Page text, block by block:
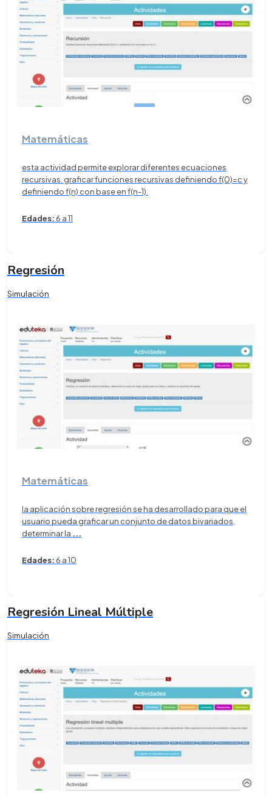
Matemáticas
esta actividad permite explorar diferentes ecuaciones
recursivas. graficar funciones recursivas definiendo f(0)=c y
definiendo f(n) con base en f(n-1).
Edades: 6 a 11
Regresión
Simulación
Matemáticas
la aplicación sobre regresión se ha desarrollado para que el
usuario pueda graficar un conjunto de datos bivariados,
determinar la ...
Edades: 6 a 10
Regresión Lineal Múltiple
Simulación